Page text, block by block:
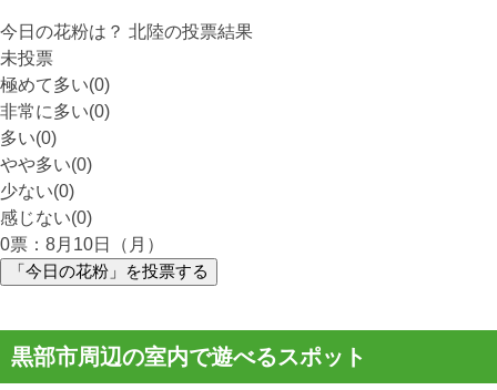
今日の花粉は？ 北陸の投票結果
未投票
極めて多い(0)
非常に多い(0)
多い(0)
やや多い(0)
少ない(0)
感じない(0)
0票：8月10日（月）
「今日の花粉」を投票する
黒部市周辺の室内で遊べるスポット